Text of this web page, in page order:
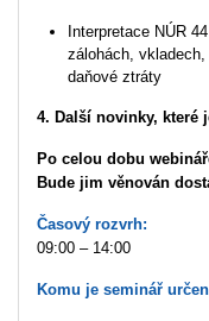
Interpretace NÚR
zálohách,
daňové ztráty
4. Další novinky, které
Po celou dobu
Bude jim věnován
Časový rozvrh:
09:00 – 14:00
Komu je seminář